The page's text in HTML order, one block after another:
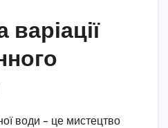
води – це мистецтво